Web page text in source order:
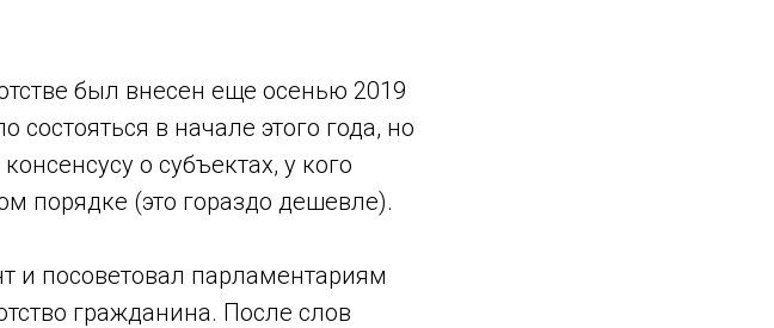
был внесен еще осенью 2019
в начале этого года, но
о субъектах, у кого
порядке (это гораздо дешевле).
и посоветовал парламентариям
гражданина. После слов